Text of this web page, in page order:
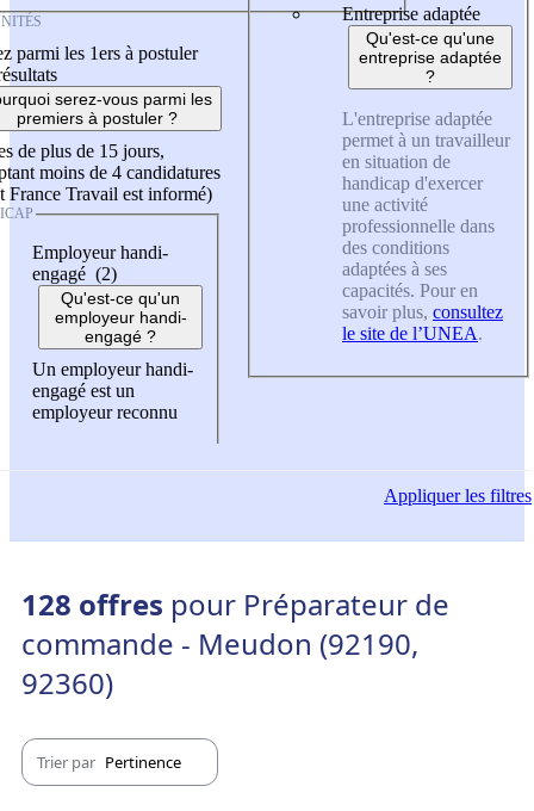
parmi les 1ers à postuler
serez-vous parmi les
premiers à postuler ?
de plus de 15 jours,
moins de 4 candidatures
France Travail est informé)
Employeur handi-
engagé (2)
Qu'est-ce qu'un
employeur handi-
engagé ?
Un employeur handi-
engagé est un
employeur reconnu
Entreprise adaptée
Qu'est-ce qu'une
entreprise adaptée
?
L'entreprise adaptée
permet à un travailleur
en situation de
handicap d'exercer
une activité
professionnelle dans
des conditions
adaptées à ses
capacités. Pour en
savoir plus, consultez
le site de l’UNEA.
Appliquerles filtres
128 offres pour Préparateur de
commande - Meudon (92190,
92360)
Trier par Pertinence